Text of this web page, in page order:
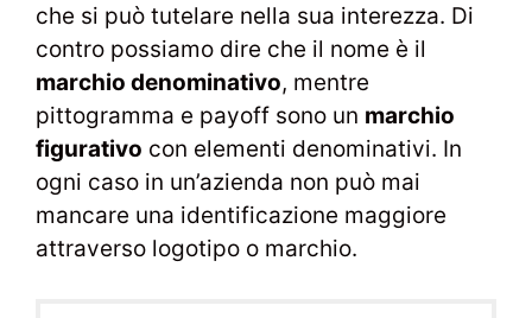
che si può tutelare nella sua interezza. Di
contro possiamo dire che il nome è il
marchio denominativo, mentre
pittogramma e payoff sono un marchio
figurativo con elementi denominativi. In
ogni caso in un’azienda non può mai
mancare una identificazione maggiore
attraverso logotipo o marchio.